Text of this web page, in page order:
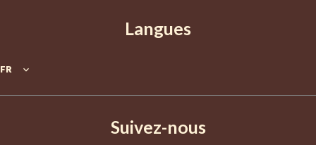
Langues
FR
Suivez-nous